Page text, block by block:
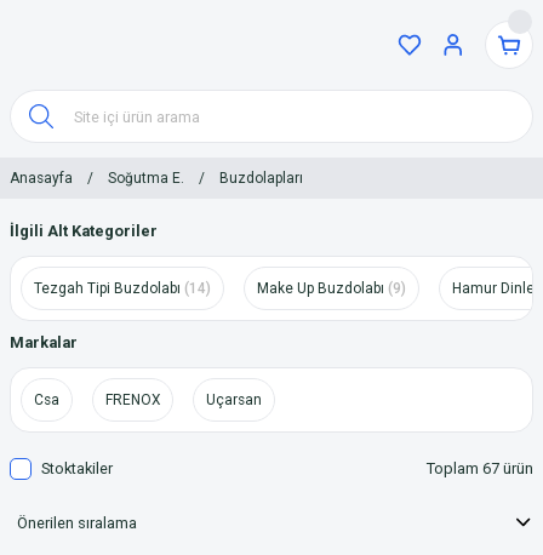
Anasayfa Soğutma E. Buzdolapları
İlgili Alt Kategoriler
Tezgah Tipi Buzdolabı (14) Make Up Buzdolabı (9) Hamur
Markalar
Csa FRENOX Uçarsan
Stoktakiler Toplam 67 ürün